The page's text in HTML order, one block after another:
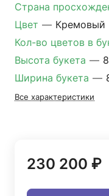
Страна
Цвет — Кремовый
Кол-во цветов в
Высота букета —
Ширина букета —
Все характеристики
230 200 ₽